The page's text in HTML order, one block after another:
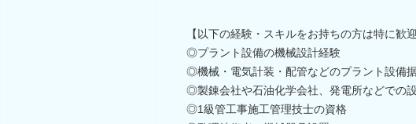
【以下の経験・スキルをお持ちの方は特に歓
◎プラント設備の機械設計経験
◎機械・電気計装・配管などのプラント設備
◎製錬会社や石油化学会社、発電所などでの
◎1級管工事施工管理技士の資格